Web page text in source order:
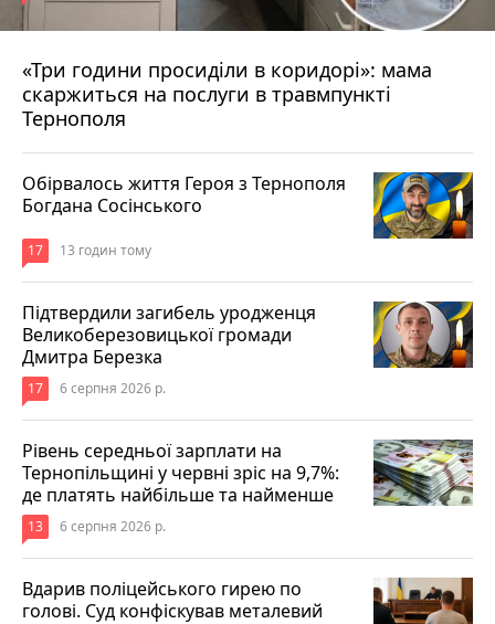
«Три години просиділи в коридорі»: мама
скаржиться на послуги в травмпункті
Тернополя
9 годин тому
Обірвалось життя Героя з Тернополя
Богдана Сосінського
17 13 годин тому
Підтвердили загибель уродженця
Великоберезовицької громади
Дмитра Березка
17 6 серпня 2026 р.
Рівень середньої зарплати на
Тернопільщині у червні зріс на 9,7%:
де платять найбільше та найменше
13 6 серпня 2026 р.
Вдарив поліцейського гирею по
голові. Суд конфіскував металевий